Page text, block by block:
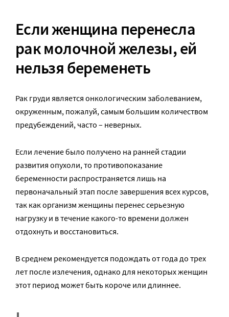
Если женщина перенесла
рак молочной железы, ей
нельзя беременеть
Рак груди является онкологическим заболеванием,
окруженным, пожалуй, самым большим количеством
предубеждений, часто – неверных.
Если лечение было получено на ранней стадии
развития опухоли, то противопоказание
беременности распространяется лишь на
первоначальный этап после завершения всех курсов,
так как организм женщины перенес серьезную
нагрузку и в течение какого-то времени должен
отдохнуть и восстановиться.
В среднем рекомендуется подождать от года до трех
лет после излечения, однако для некоторых женщин
этот период может быть короче или длиннее.